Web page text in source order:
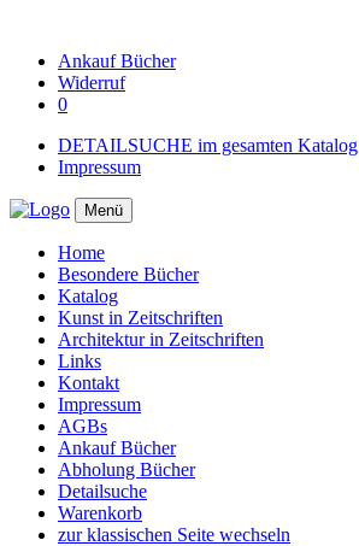
AnkaufBücher
Widerruf
0
DETAILSUCHE im gesamten Katalog
Impressum
Menü
Home
Besondere Bücher
Katalog
Kunst in Zeitschriften
Architektur in Zeitschriften
Links
Kontakt
Impressum
AGBs
Ankauf Bücher
Abholung Bücher
Detailsuche
Warenkorb
zur klassischen Seite wechseln